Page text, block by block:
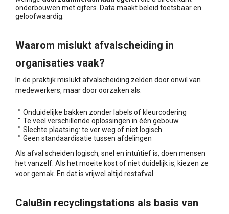
onderbouwen met cijfers. Data maakt beleid toetsbaar en
geloofwaardig.
Waarom mislukt afvalscheiding in
organisaties vaak?
In de praktijk mislukt afvalscheiding zelden door onwil van
medewerkers, maar door oorzaken als:
Onduidelijke bakken zonder labels of kleurcodering
Te veel verschillende oplossingen in één gebouw
Slechte plaatsing: te ver weg of niet logisch
Geen standaardisatie tussen afdelingen
Als afval scheiden logisch, snel en intuïtief is, doen mensen
het vanzelf. Als het moeite kost of niet duidelijk is, kiezen ze
voor gemak. En dat is vrijwel altijd restafval.
CaluBin recyclingstations als basis van